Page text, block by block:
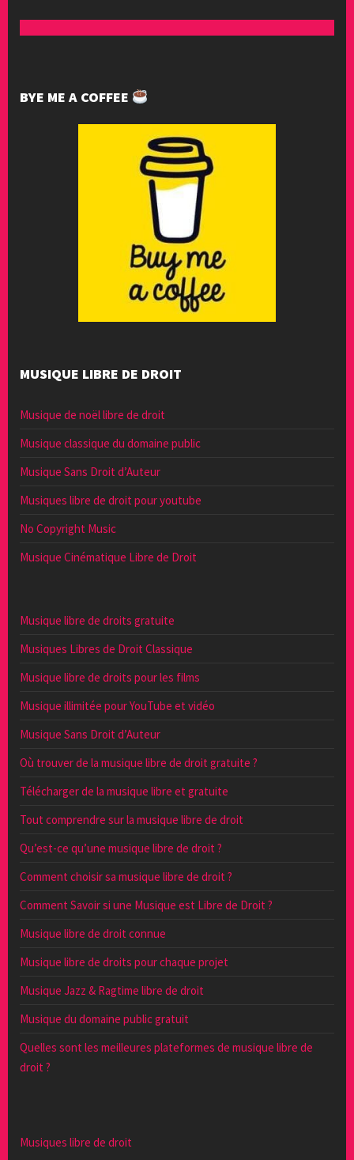
BYE ME A COFFEE
MUSIQUE LIBRE DE DROIT
Musique de noël libre de droit
Musique classique du domaine public
Musique Sans Droit d’Auteur
Musiques libre de droit pour youtube
No Copyright Music
Musique Cinématique Libre de Droit
Musique libre de droits gratuite
Musiques Libres de Droit Classique
Musique libre de droits pour les films
Musique illimitée pour YouTube et vidéo
Musique Sans Droit d’Auteur
Où trouver de la musique libre de droit gratuite ?
Télécharger de la musique libre et gratuite
Tout comprendre sur la musique libre de droit
Qu’est-ce qu’une musique libre de droit ?
Comment choisir sa musique libre de droit ?
Comment Savoir si une Musique est Libre de Droit ?
Musique libre de droit connue
Musique libre de droits pour chaque projet
Musique Jazz & Ragtime libre de droit
Musique du domaine public gratuit
Quelles sont les meilleures plateformes de musique libre de
droit ?
Musiques libre de droit